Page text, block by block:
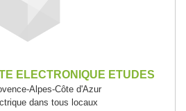
ELECTRONIQUE ETUDES
Alpes-Côte d'Azur
dans tous locaux